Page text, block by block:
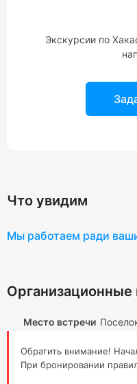
Экскурсии по
Что увидим
Мы работаем ради
Место встречи
Обратить внимание!
При бронировании